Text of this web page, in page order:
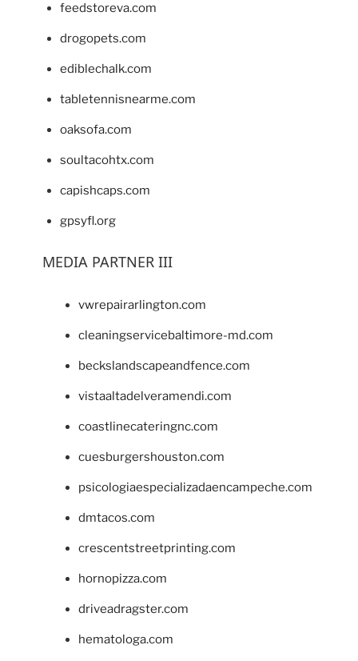
feedstoreva.com
drogopets.com
ediblechalk.com
tabletennisnearme.com
oaksofa.com
soultacohtx.com
capishcaps.com
gpsyfl.org
MEDIA PARTNER III
vwrepairarlington.com
cleaningservicebaltimore-md.com
beckslandscapeandfence.com
vistaaltadelveramendi.com
coastlinecateringnc.com
cuesburgershouston.com
psicologiaespecializadaencampeche.com
dmtacos.com
crescentstreetprinting.com
hornopizza.com
driveadragster.com
hematologa.com